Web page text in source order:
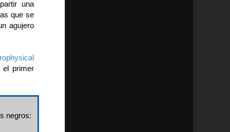
una
que se
agujero
el primer
negros: